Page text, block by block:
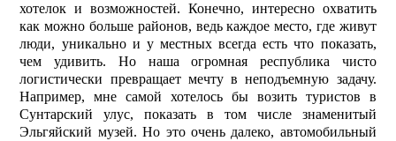
хотелок и возможностей. Конечно, интересно охватить
как можно больше районов, ведь каждое место, где живут
люди, уникально и у местных всегда есть что показать,
чем удивить. Но наша огромная республика чисто
логистически превращает мечту в неподъемную задачу.
Например, мне самой хотелось бы возить туристов в
Сунтарский улус, показать в том числе знаменитый
Эльгяйский музей. Но это очень далеко, автомобильный